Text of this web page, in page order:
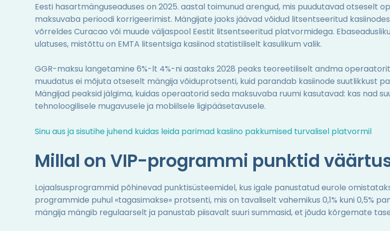
Eesti hasartmänguseaduses on 2025. aastal toimunud arengud, mis puudutavad otseselt
maksuvaba perioodi korrigeerimist. Mängijate jaoks jäävad võidud litsentseeritud
võrreldes Curacao või muude väljaspool Eestit litsentseeritud platvormidega.
ulatuses, mistõttu on EMTA litsentsiga kasiinod statistiliselt kasulikum valik.
GGR-maksu langetamine 6%-lt 4%-ni aastaks 2028 peaks teoreetiliselt andma
muudatus ei mõjuta otseselt mängija võiduprotsenti, kuid parandab kasiinode suutlikkust
Mängijad peaksid jälgima, kuidas operaatorid seda maksuvaba ruumi kasutavad: kas nad
tehnoloogilisele mugavusele ja mobiilsele ligipääsetavusele.
Sinu aus ja sisutihe juhend kuidas leida parimad kasiino pakkumised turvalisel platvormil
Millal on VIP-programmi punktid
Lojaalsusprogrammid põhinevad punktisüsteemidel, kus igale panustatud eurole
programmide puhul «tagasimakse» protsenti, mis on tavaliselt vahemikus 0,1% kuni 0,5%
mängija mängib regulaarselt ja panustab piisavalt suuri summasid, et jõuda kõrgemate